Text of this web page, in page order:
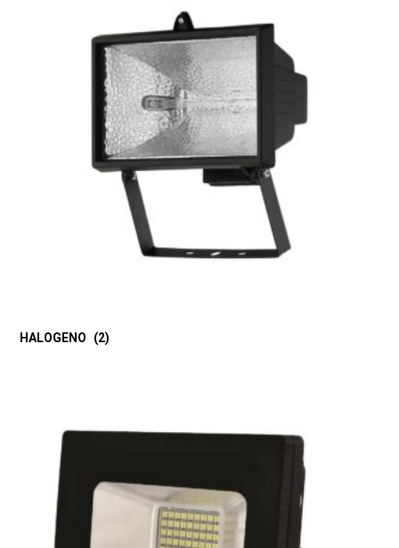
HALOGENO (2)